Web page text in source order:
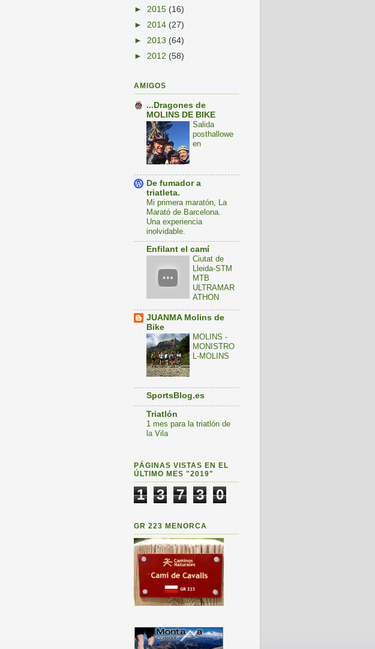
► 2015 (16)
► 2014 (27)
► 2013 (64)
► 2012 (58)
AMIGOS
...Dragones de
MOLINS DE BIKE
Salida
posthallowe
en
De fumador a
triatleta.
Mi primera maratón, La
Marató de Barcelona.
Una experiencia
inolvidable.
Enfilant el camí
Ciutat de
Lleida-STM
MTB
ULTRAMAR
ATHON
JUANMA Molins de
Bike
MOLINS -
MONISTRO
L-MOLINS
SportsBlog.es
Triatlón
1 mes para la triatlón de
la Vila
PÁGINAS VISTAS EN EL
ÚLTIMO MES "2019"
1 3 7 3 0
GR 223 MENORCA